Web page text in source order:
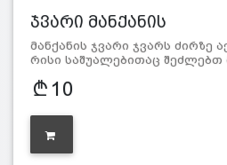
ჯვარი მანქანის
მანქანის ჯვარი ჯვარს ძირზე
რისი საშუალებითაც შეძლებთ
10